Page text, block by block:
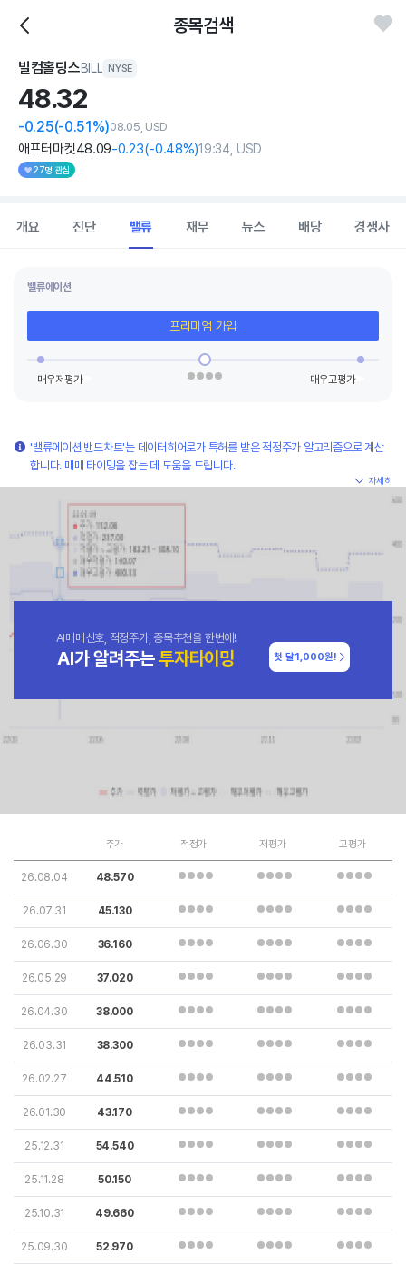
종목검색
빌컴홀딩스BILL NYSE
48.32
-0.25(-0.51%)08.05, USD
애프터마켓48.09-0.23(-0.48%)19:34, USD
27명 관심
개요 진단 밸류 재무 뉴스 배당 경쟁사
밸류에이션
프리미엄 가입
'밸류에이션 밴드차트'는 데이터히어로가 특허를 받은 적정주가 알고리즘으로 계산
합니다. 매매 타이밍을 잡는 데 도움을 드립니다.
자세히
AI매매신호, 적정주가, 종목추천을 한번에!
AI가 알려주는투자타이밍 첫 달1,000원!
주가 적정가 저평가 고평가
26.08.04 48.570
26.07.31 45.130
26.06.30 36.160
26.05.29 37.020
26.04.30 38.000
26.03.31 38.300
26.02.27 44.510
26.01.30 43.170
25.12.31 54.540
25.11.28 50.150
25.10.31 49.660
25.09.30 52.970